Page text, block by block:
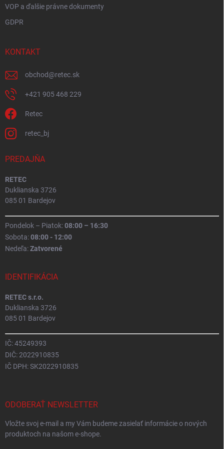
VOP a ďalšie právne dokumenty
GDPR
KONTAKT
obchod@retec.sk
+421 905 468 229
Retec
retec_bj
PREDAJŇA
RETEC
Duklianska 3726
085 01 Bardejov
Pondelok – Piatok:08:00 – 16:30
Sobota:08:00 - 12:00
Nedeľa:Zatvorené
IDENTIFIKÁCIA
RETEC s.r.o.
Duklianska 3726
085 01 Bardejov
IČ: 45249393
DIČ: 2022910835
IČ DPH: SK2022910835
ODOBERAŤ NEWSLETTER
Vložte svoj e-mail a my Vám budeme zasielať informácie o nových
produktoch na našom e-shope.